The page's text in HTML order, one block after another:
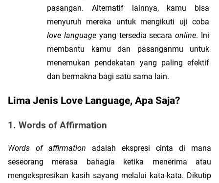
pasangan. Alternatif lainnya, kamu bisa
love language yang tersedia secara online. Ini
membantu kamu dan pasanganmu untuk
menemukan pendekatan yang paling efektif
dan bermakna bagi satu sama lain.
Lima Jenis Love Language, Apa Saja?
1. Words of Affirmation
Words of affirmation adalah ekspresi cinta di mana
seseorang merasa bahagia ketika menerima atau
mengekspresikan kasih sayang melalui kata-kata. Dikutip